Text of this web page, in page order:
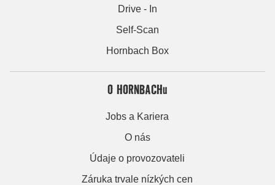
Drive - In
Self-Scan
Hornbach Box
O HORNBACHu
Jobs a Kariera
O nás
Údaje o provozovateli
Záruka trvale nízkých cen